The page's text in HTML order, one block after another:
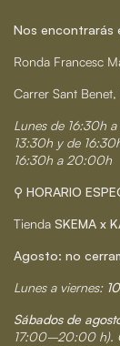
Nos encontrarás
Ronda Francesc
Carrer Sant Benet,
Lunes de 16:30h
13:30h y de
16:30h a 20:00h
⚲ HORARIO
Tienda SKEMA x
Agosto: no
Lunes a viernes:
Sábados de
17:00–20:00 h).